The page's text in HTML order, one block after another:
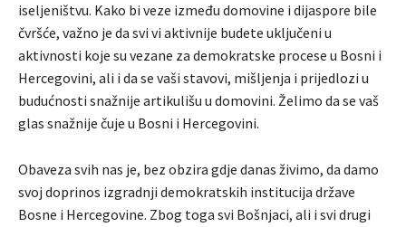
iseljeništvu. Kako bi veze između domovine i dijaspore bile
čvršće, važno je da svi vi aktivnije budete uključeni u
aktivnosti koje su vezane za demokratske procese u Bosni i
Hercegovini, ali i da se vaši stavovi, mišljenja i prijedlozi u
budućnosti snažnije artikulišu u domovini. Želimo da se vaš
glas snažnije čuje u Bosni i Hercegovini.
Obaveza svih nas je, bez obzira gdje danas živimo, da damo
svoj doprinos izgradnji demokratskih institucija države
Bosne i Hercegovine. Zbog toga svi Bošnjaci, ali i svi drugi